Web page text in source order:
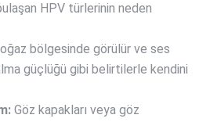
HPV türlerinin neden
bölgesinde görülür ve ses
güçlüğü gibi belirtilerle kendini
Göz kapakları veya göz